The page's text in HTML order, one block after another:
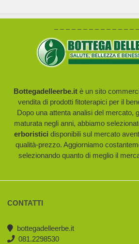
– – – – – – – – – – – – – –
Bottegadelleerbe.it è un sito
vendita di prodotti fitoterapici per il
Dopo una attenta analisi del mercato,
maturata negli anni, abbiamo
erboristici disponibili sul mercato
qualità-prezzo. Aggiorniamo
selezionando quanto di meglio il
CONTATTI
bottegadelleerbe.it
081.2298530